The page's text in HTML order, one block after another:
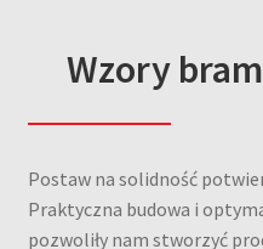
Wzory
Postaw na solidność
Praktyczna budowa i
pozwoliły nam stworzyć